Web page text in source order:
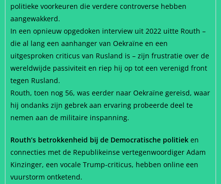
politieke voorkeuren die verdere controverse hebben
aangewakkerd.
In een opnieuw opgedoken interview uit 2022 uitte Routh –
die al lang een aanhanger van Oekraïne en een
uitgesproken criticus van Rusland is – zijn frustratie over de
wereldwijde passiviteit en riep hij op tot een verenigd front
tegen Rusland.
Routh, toen nog 56, was eerder naar Oekraïne gereisd, waar
hij ondanks zijn gebrek aan ervaring probeerde deel te
nemen aan de militaire inspanning.
Routh’s betrokkenheid bij de Democratische politiek en
connecties met de Republikeinse vertegenwoordiger Adam
Kinzinger, een vocale Trump-criticus, hebben online een
vuurstorm ontketend.